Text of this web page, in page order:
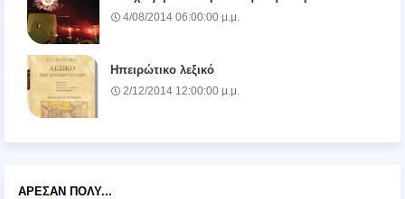
4/08/2014 06:00:00 μ.μ.
Ηπειρώτικο λεξικό
2/12/2014 12:00:00 μ.μ.
ΆΡΕΣΑΝ ΠΟΛΎ...